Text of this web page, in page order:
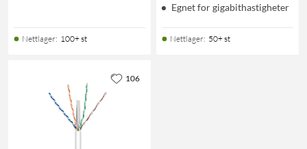
Nettlager: 100+ st
Egnet for gigabithastigheter
Nettlager: 50+ st
106